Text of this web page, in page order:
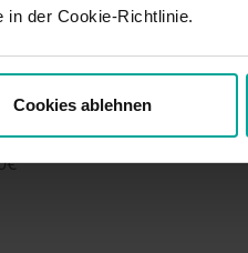
in der Cookie-Richtlinie.
Cookies ablehnen